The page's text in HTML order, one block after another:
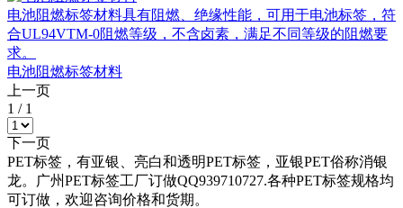
电池阻燃标签材料具有阻燃、绝缘性能，可用于电池标签，符
合UL94VTM-0阻燃等级，不含卤素，满足不同等级的阻燃要
求。
电池阻燃标签材料
上一页
1 / 1
下一页
PET标签，有亚银、亮白和透明PET标签，亚银PET俗称消银
龙。广州PET标签工厂订做QQ939710727.各种PET标签规格均
可订做，欢迎咨询价格和货期。